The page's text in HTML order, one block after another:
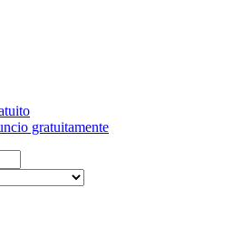
gratuitamente